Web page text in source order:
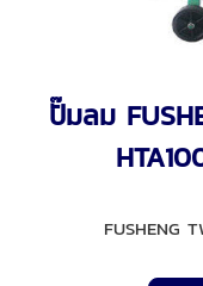
ปั๊มลม
FUSHENG